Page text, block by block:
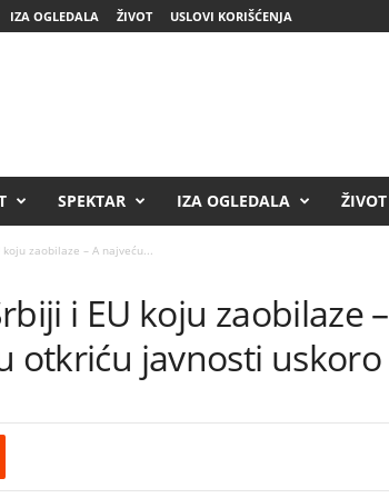
IZA OGLEDALA ŽIVOT USLOVI KORIŠĆENJA
SPEKTAR IZA OGLEDALA ŽIVOT
zaobilaze – A najveću...
i EU koju zaobilaze –
otkriću javnosti uskoro